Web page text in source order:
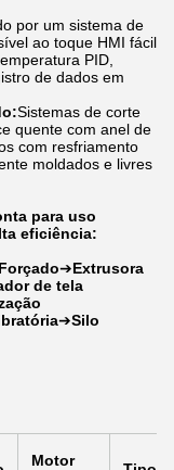
por um sistema de
ao toque HMI fácil
PID,
de dados em
Sistemas de corte
quente com anel de
com resfriamento
moldados e livres
para uso
eficiência:
➔Extrusora
de tela
➔Silo
Motor